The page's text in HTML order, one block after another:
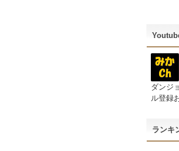
ダンジ
ル登録
ランキ